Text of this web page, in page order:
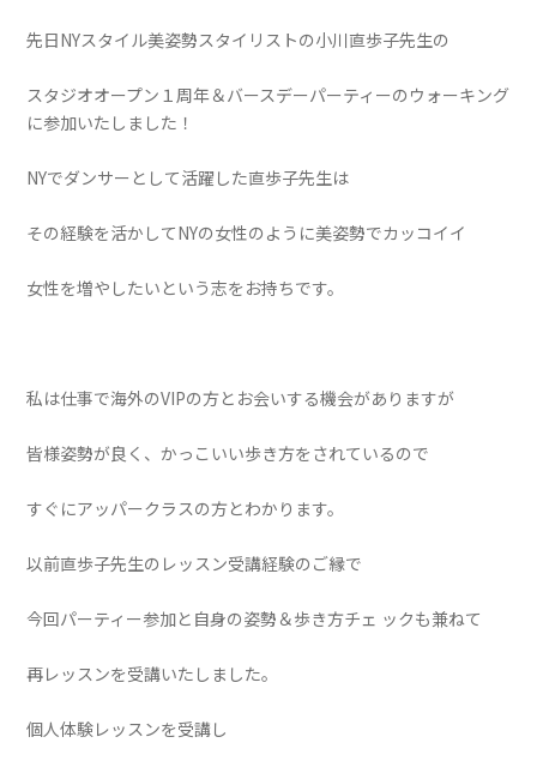
先日NYスタイル美姿勢スタイリストの小川直歩子先生の
スタジオオープン１周年＆バースデーパーティーのウォーキング
に参加いたしました！
NYでダンサーとして活躍した直歩子先生は
その経験を活かしてNYの女性のように美姿勢でカッコイイ
女性を増やしたいという志をお持ちです。
私は仕事で海外のVIPの方とお会いする機会がありますが
皆様姿勢が良く、かっこいい歩き方をされているので
すぐにアッパークラスの方とわかります。
以前直歩子先生のレッスン受講経験のご縁で
今回パーティー参加と自身の姿勢＆歩き方チェ ックも兼ねて
再レッスンを受講いたしました。
個人体験レッスンを受講し